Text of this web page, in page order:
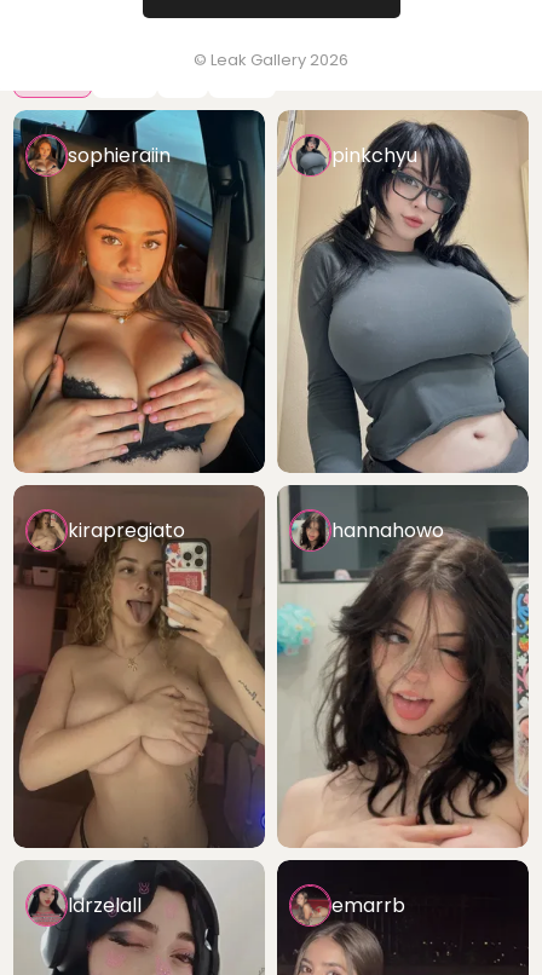
sophieraiin pinkchyu
kirapregiato hannahowo
ldrzelall emarrb
© Leak Gallery 2026